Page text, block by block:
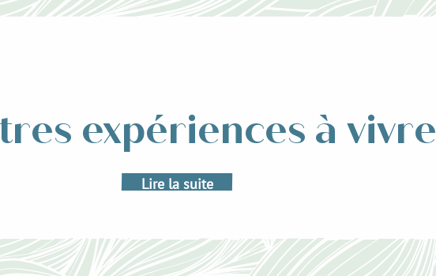
expériences à vivre
ou pour se détendre, poussez la porte des établissements de la station thermale
les-Bains. Prendre une bière ou une limonade bien fraîche en revenant de...
Lire la suite